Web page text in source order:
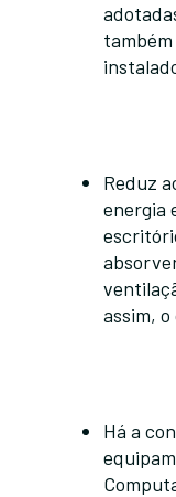
Reduz
energia
assim,
Há a